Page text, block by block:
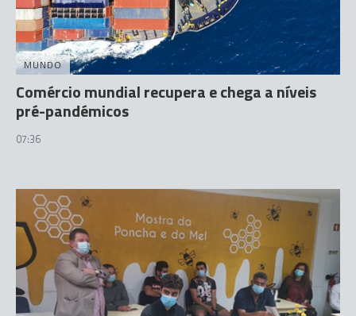
MUNDO
Comércio mundial recupera e chega a níveis
pré-pandémicos
07:36